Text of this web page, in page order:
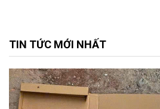
TIN TỨC MỚI NHẤT